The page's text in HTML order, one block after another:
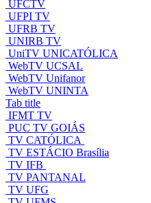
UFCTV
UFPI TV
UFRB TV
UNIRB TV
UniTV UNICATÓLICA
WebTV UCSAL
WebTV Unifanor
WebTV UNINTA
Tab title
IFMT TV
PUC TV GOIÁS
TV CATÓLICA
TV ESTÁCIO Brasília
TV IFB
TV PANTANAL
TV UFG